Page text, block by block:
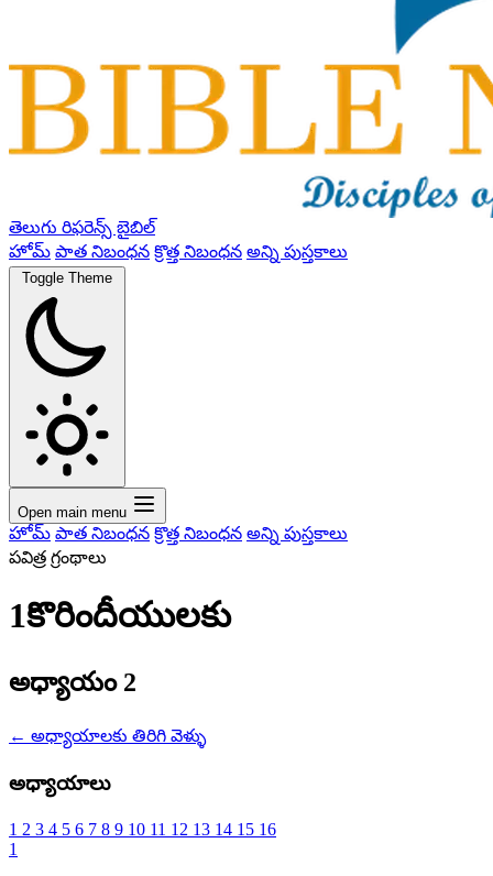
తెలుగు రిఫరెన్స్ బైబిల్
హోమ్ పాత నిబంధన క్రొత్త నిబంధన అన్ని పుస్తకాలు
Toggle Theme
Open main menu
హోమ్ పాత నిబంధన క్రొత్త నిబంధన అన్ని పుస్తకాలు
పవిత్ర గ్రంథాలు
1కొరిందీయులకు
అధ్యాయం 2
← అధ్యాయాలకు తిరిగి వెళ్ళు
అధ్యాయాలు
1 2 3 4 5 6 7 8 9 10 11 12 13 14 15 16
1